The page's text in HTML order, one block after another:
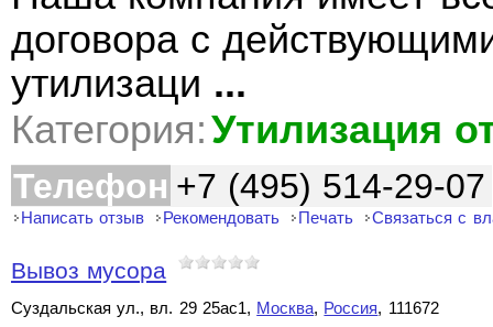
договора с
утилизаци ...
Категория:Утилизация
Телефон +7 (495) 514-29-07
Написать отзыв Рекомендовать Печать Связаться с
Вывоз мусора
Суздальская ул., вл. 29 25ас1, Москва, Россия, 111672